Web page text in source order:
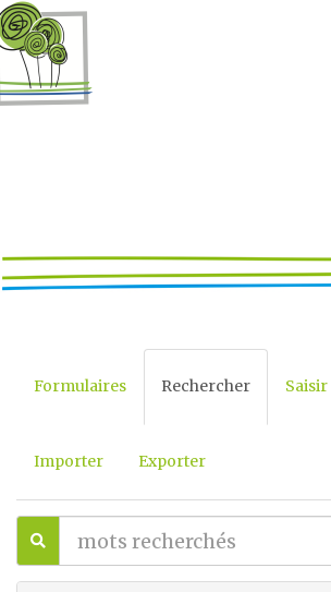
Formulaires Rechercher Saisir
Importer Exporter